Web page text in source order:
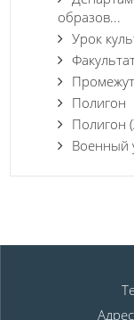
образов...
Урок
Полигон
Полигон
Военный